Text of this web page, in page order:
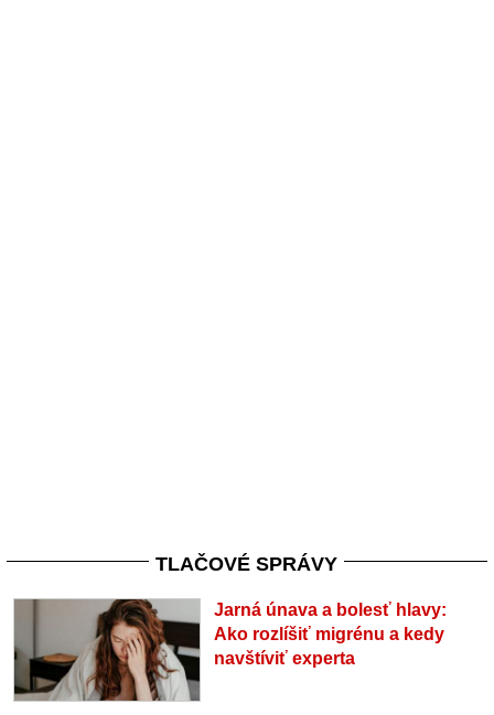
TLAČOVÉ SPRÁVY
Jarná únava a bolesť hlavy:
Ako rozlíšiť migrénu a kedy
navštíviť experta